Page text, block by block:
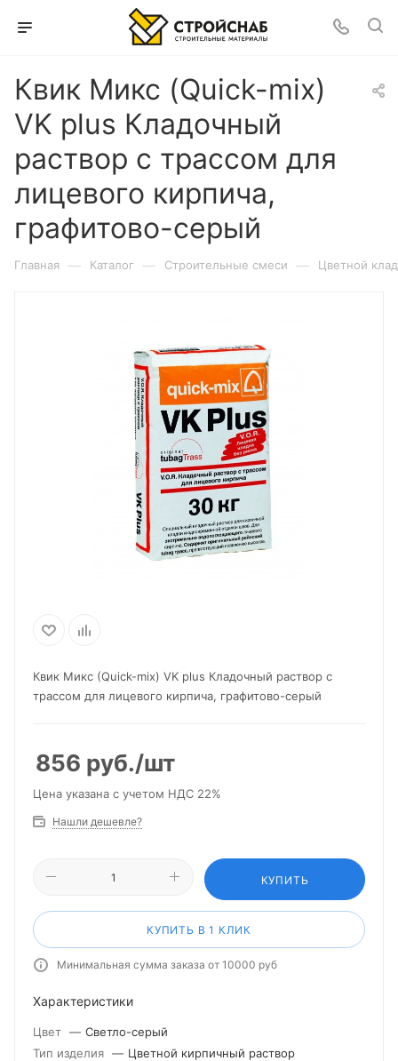
Квик Микс (Quick-mix)
VK plus Кладочный
раствор с трассом для
лицевого кирпича,
графитово-серый
Главная — Каталог — Строительные смеси — Цветной
Квик Микс (Quick-mix) VK plus Кладочный раствор с
трассом для лицевого кирпича, графитово-серый
856 руб./шт
Цена указана с учетом НДС 22%
Нашли дешевле?
КУПИТЬ
КУПИТЬ В 1 КЛИК
Минимальная сумма заказа от 10000 руб
Характеристики
Цвет — Светло-серый
Тип изделия — Цветной кирпичный раствор